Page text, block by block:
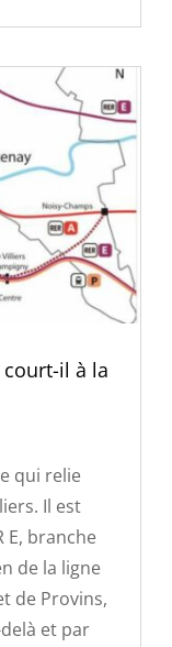
court-il à la
qui relie
Il est
E, branche
de la ligne
de Provins,
et par